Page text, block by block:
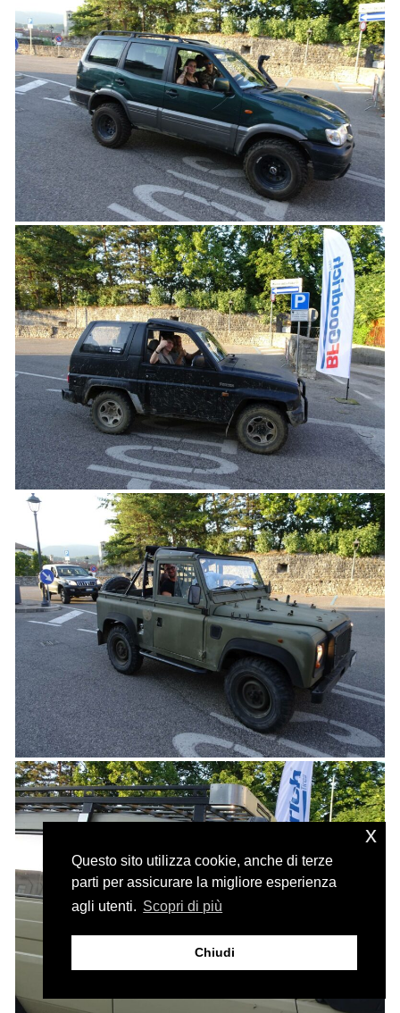
Questo sito utilizza cookie, anche di terze
parti per assicurare la migliore esperienza
agli utenti. Scopri di più
Chiudi
x